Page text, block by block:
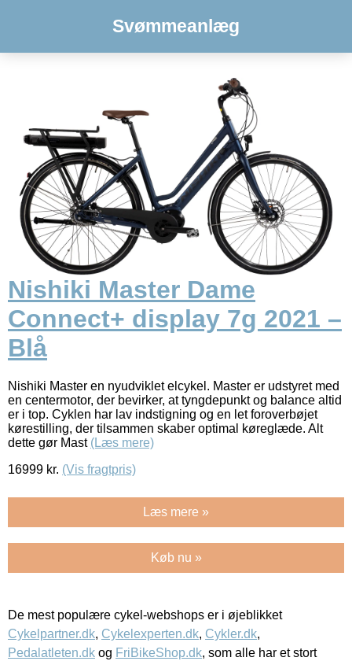
Svømmeanlæg
Nishiki Master Dame
Connect+ display 7g 2021 –
Blå
Nishiki Master en nyudviklet elcykel. Master er udstyret med
en centermotor, der bevirker, at tyngdepunkt og balance altid
er i top. Cyklen har lav indstigning og en let foroverbøjet
kørestilling, der tilsammen skaber optimal køreglæde. Alt
dette gør Mast (Læs mere)
16999 kr. (Vis fragtpris)
Læs mere »
Køb nu »
De mest populære cykel-webshops er i øjeblikket
Cykelpartner.dk, Cykelexperten.dk, Cykler.dk,
Pedalatleten.dk og FriBikeShop.dk, som alle har et stort